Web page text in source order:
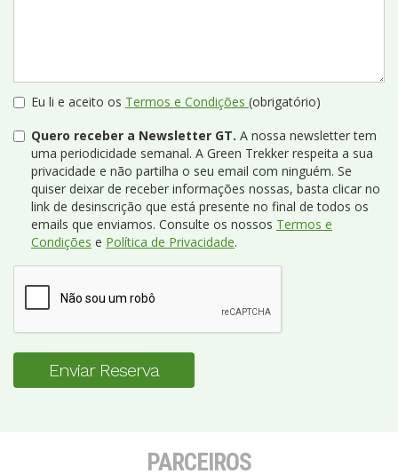
Eu li e aceito os Termos e Condições (obrigatório)
Quero receber a Newsletter GT. A nossa newsletter tem
uma periodicidade semanal. A Green Trekker respeita a sua
privacidade e não partilha o seu email com ninguém. Se
quiser deixar de receber informações nossas, basta clicar no
link de desinscrição que está presente no final de todos os
emails que enviamos. Consulte os nossos Termos e
Condições e Política de Privacidade.
Enviar Reserva
PARCEIROS